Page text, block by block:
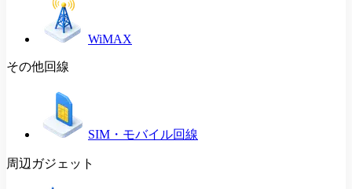
WiMAX
その他回線
SIM・モバイル回線
周辺ガジェット